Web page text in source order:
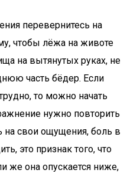
перевернитесь на
чтобы лёжа на животе
на вытянутых руках, не
часть бёдер. Если
то можно начать
нужно повторить
на свои ощущения, боль в
это признак того, что
же она опускается ниже,